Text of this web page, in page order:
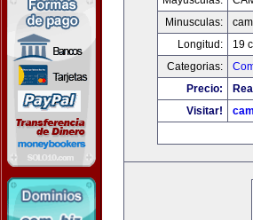
Minusculas:
Longitud:
19
Categorias:
Precio:
Visitar!